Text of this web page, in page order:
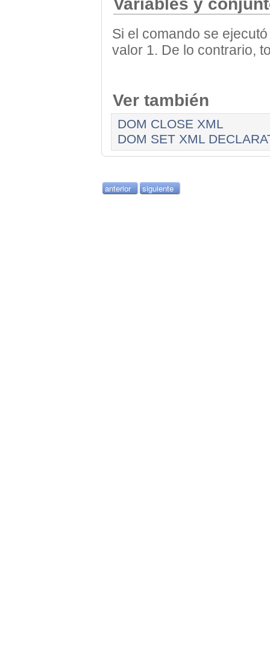
Variables y
Si el comando se
valor 1. De lo contrario,
Ver también
DOM CLOSE XML
DOM SET XML
anterior siguiente